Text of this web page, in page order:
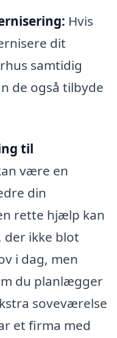
Hvis
dit
samtidig
de også tilbyde
til
være en
din
rette hjælp kan
der ikke blot
i dag, men
du planlægger
soveværelse
et firma med